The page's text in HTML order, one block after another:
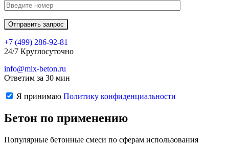
+7 (499) 286-92-81
24/7 Круглосуточно
info@mix-beton.ru
Ответим за 30 мин
Я принимаю Политику конфиденциальности
Бетон по применению
Популярные бетонные смеси по сферам использования